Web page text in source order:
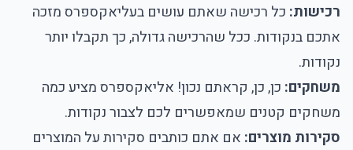
רכישות: כל רכישה שאתם עושים בעליאקספרס מזכה
אתכם בנקודות. ככל שהרכישה גדולה, כך תקבלו יותר
נקודות.
משחקים: כן, כן, קראתם נכון! אליאקספרס מציע כמה
משחקים קטנים שמאפשרים לכם לצבור נקודות.
סקירות מוצרים: אם אתם כותבים סקירות על המוצרים